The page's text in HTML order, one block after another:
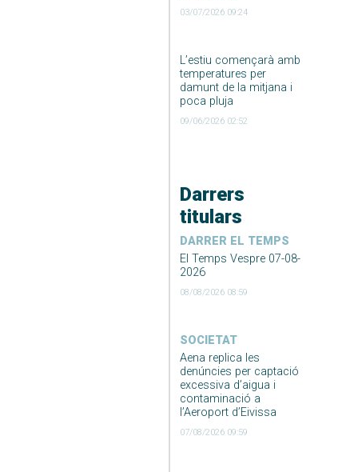
03/07/2026 09:24
L’estiu començarà amb
temperatures per
damunt de la mitjana i
poca pluja
09/06/2026 02:52
Darrers
titulars
DARRER EL TEMPS
El Temps Vespre 07-08-
2026
08/08/2026 08:59
SOCIETAT
Aena replica les
denúncies per captació
excessiva d’aigua i
contaminació a
l’Aeroport d’Eivissa
07/08/2026 09:59